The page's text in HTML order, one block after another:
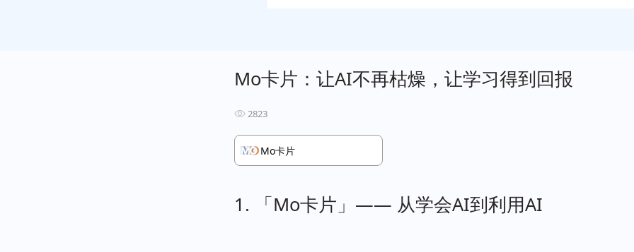
Mo卡片：让AI不再枯燥，让学习得到回报
2823
Mo卡片
1. 「Mo卡片」—— 从学会AI到利用AI